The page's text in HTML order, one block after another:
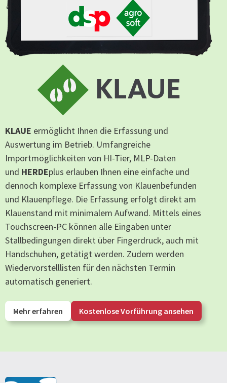
KLAUE ermöglicht Ihnen die Erfassung und
Auswertung im Betrieb. Umfangreiche
Importmöglichkeiten von HI-Tier, MLP-Daten
und HERDEplus erlauben Ihnen eine einfache und
dennoch komplexe Erfassung von Klauenbefunden
und Klauenpflege. Die Erfassung erfolgt direkt am
Klauenstand mit minimalem Aufwand. Mittels eines
Touchscreen-PC können alle Eingaben unter
Stallbedingungen direkt über Fingerdruck, auch mit
Handschuhen, getätigt werden. Zudem werden
Wiedervorstelllisten für den nächsten Termin
automatisch generiert.
Mehr erfahren Kostenlose Vorführung ansehen